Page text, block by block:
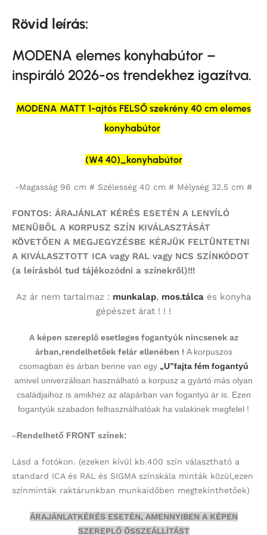
Rövid leírás:
MODENA elemes konyhabútor –
inspiráló 2026-os trendekhez igazítva.
MODENA MATT 1-ajtós FELSŐ szekrény 40 cm elemes
konyhabútor
(W4 40)_konyhabútor
-Magasság 96 cm # Szélesség 40 cm # Mélység 32,5 cm #
FONTOS: ÁRAJÁNLAT KÉRÉS ESETÉN A LENYÍLÓ
MENÜBŐL A KORPUSZ SZÍN KIVÁLASZTÁSÁT
KÖVETŐEN A MEGJEGYZÉSBE KÉRJÜK FELTÜNTETNI
A KIVÁLASZTOTT ICA vagy RAL vagy NCS SZÍNKÓDOT
(a leírásból tud tájékozódni a színekről)!!!
Az ár nem tartalmaz : munkalap, mos.tálca és konyha
gépészet árat ! ! !
A képen szereplő esetleges fogantyúk nincsenek az
árban,rendelhetőek felár ellenében ! A korpuszos
csomagban és árban benne van egy „U”fajta fém fogantyú
amivel univerzálisan használható a korpusz a gyártó más olyan
családjaihoz is amikhez az alapárban van fogantyú ár is. Ezen
fogantyúk szabadon felhasználhatóak ha valakinek megfelel !
–Rendelhető FRONT színek:
Lásd a fotókon. (ezeken kívül kb.400 szín választható a
standard ICA és RAL és SIGMA színskála minták közül,ezen
színminták raktárunkban munkaidőben megtekinthetőek)
ÁRAJÁNLATKÉRÉS ESETÉN, AMENNYIBEN A KÉPEN
SZEREPLŐ ÖSSZEÁLLÍTÁST